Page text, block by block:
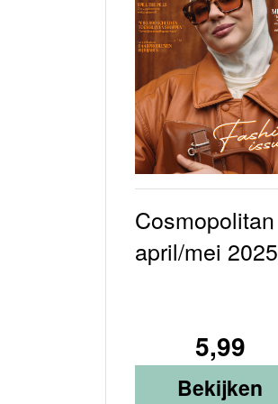
Cosmopolitan
april/mei 2025
5,99
Bekijken